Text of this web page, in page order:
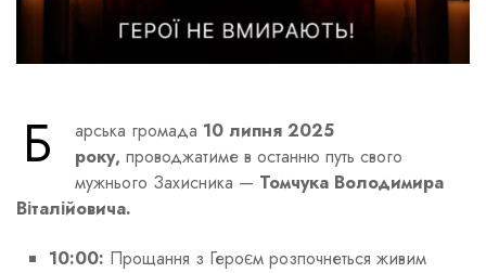
Б арська громада 10 липня 2025
року, проводжатиме в останню путь свого
мужнього Захисника — Томчука Володимира
Віталійовича.
10:00: Прощання з Героєм розпочнеться живим